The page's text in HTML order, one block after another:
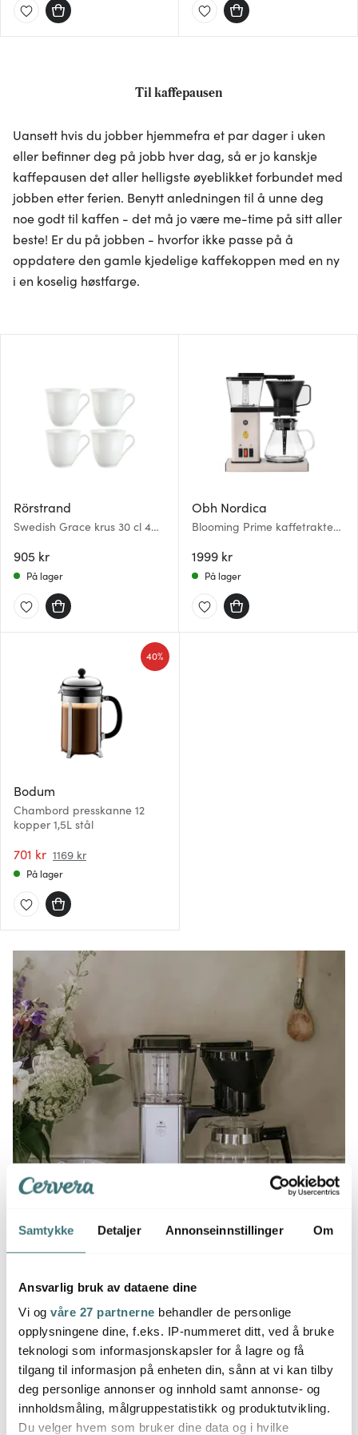
Samtykke Detaljer Annonseinnstillinger Om
Ansvarlig bruk av dataene dine
Vi og våre 27 partnerne behandler de personlige
opplysningene dine, f.eks. IP-nummeret ditt, ved å bruke
teknologi som informasjonskapsler for å lagre og få
tilgang til informasjon på enheten din, sånn at vi kan tilby
deg personlige annonser og innhold samt annonse- og
innholdsmåling, målgruppestatistikk og produktutvikling.
Du velger hvem som bruker dine data og i hvilke
Til kaffepausen
Uansett hvis du jobber hjemmefra et par dager i uken
eller befinner deg på jobb hver dag, så er jo kanskje
kaffepausen det aller helligste øyeblikket forbundet med
jobben etter ferien. Benytt anledningen til å unne deg
noe godt til kaffen - det må jo være me-time på sitt aller
beste! Er du på jobben - hvorfor ikke passe på å
oppdatere den gamle kjedelige kaffekoppen med en ny
i en koselig høstfarge.
Rörstrand
Swedish Grace krus 30 cl 4
905 kr
På lager
Obh Nordica
Blooming Prime kaffetrakter
1999 kr
På lager
Bodum
Chambord presskanne 12
kopper 1,5L stål
701 kr 1169 kr
40%
På lager
5 tips for en litt bedre hverdag
Å gå tilbake til rutinene føles helt håpløst i
begynnelsen. Men smør deg med tålmodighet!
Studier viser at det tar 66 dager for kroppen å